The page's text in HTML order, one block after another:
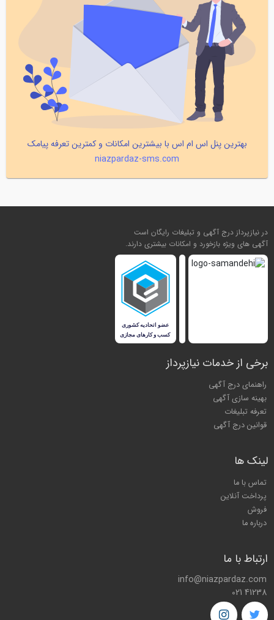
بهترین پنل اس ام اس با بیشترین امکانات و کمترین تعرفه پیامک
niazpardaz-sms.com
در نیازپرداز درج آگهی و تبلیغات رایگان است
آگهی های ویژه بازخورد و امکانات بیشتری دارند.
برخی از خدمات نیازپرداز
راهنمای درج آگهی
بهینه سازی آگهی
تعرفه تبلیغات
قوانین درج آگهی
لینک ها
تماس با ما
پرداخت آنلاین
فروش
درباره ما
ارتباط با ما
info@niazpardaz.com
021 41238